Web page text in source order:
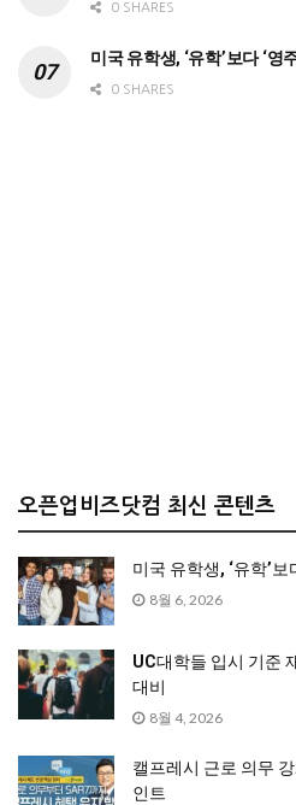
0 SHARES
미국 유학생, ‘유학’보다 ‘영
0 SHARES
오픈업비즈닷컴 최신 콘텐츠
미국 유학생, ‘유학’
8월 6, 2026
UC대학들 입시 기준
대비
8월 4, 2026
캘프레시 근로 의무
인트